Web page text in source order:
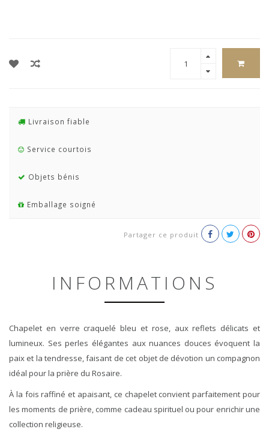
Livraison fiable
Service courtois
Objets bénis
Emballage soigné
Partager ce produit
INFORMATIONS
Chapelet en verre craquelé bleu et rose, aux reflets délicats et
lumineux. Ses perles élégantes aux nuances douces évoquent la
paix et la tendresse, faisant de cet objet de dévotion un compagnon
idéal pour la prière du Rosaire.
À la fois raffiné et apaisant, ce chapelet convient parfaitement pour
les moments de prière, comme cadeau spirituel ou pour enrichir une
collection religieuse.